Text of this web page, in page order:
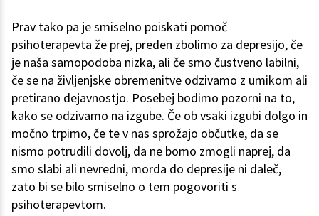
Prav tako pa je smiselno poiskati pomoč
psihoterapevta že prej, preden zbolimo za depresijo, če
je naša samopodoba nizka, ali če smo čustveno labilni,
če se na življenjske obremenitve odzivamo z umikom ali
pretirano dejavnostjo. Posebej bodimo pozorni na to,
kako se odzivamo na izgube. Če ob vsaki izgubi dolgo in
močno trpimo, če te v nas sprožajo občutke, da se
nismo potrudili dovolj, da ne bomo zmogli naprej, da
smo slabi ali nevredni, morda do depresije ni daleč,
zato bi se bilo smiselno o tem pogovoriti s
psihoterapevtom.